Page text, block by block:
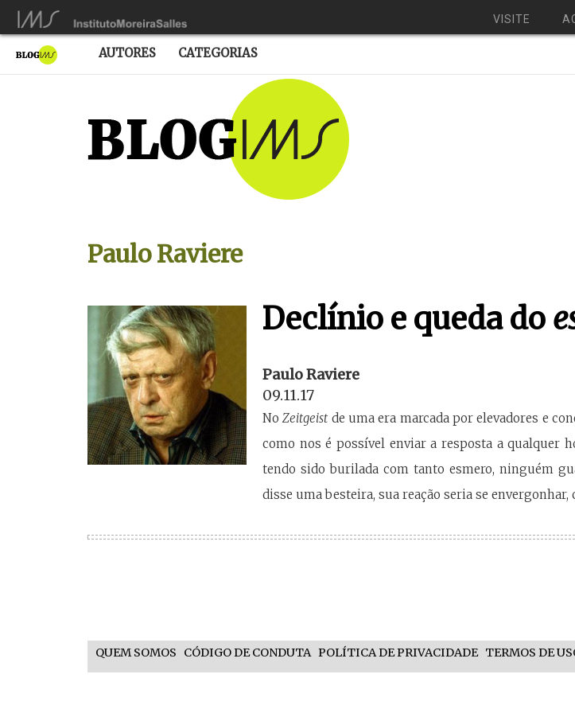
VISITE
AUTORES CATEGORIAS
Paulo Raviere
Declínio e queda do
Paulo Raviere
09.11.17
NoZeitgeist de uma era marcada por elevadores e
como nos é possível enviar a resposta a qualquer
tendo sido burilada com tanto esmero, ninguém
disse uma besteira, sua reação seria se
QUEM SOMOS CÓDIGO DE CONDUTA POLÍTICA DE PRIVACIDADE TERMOS DE